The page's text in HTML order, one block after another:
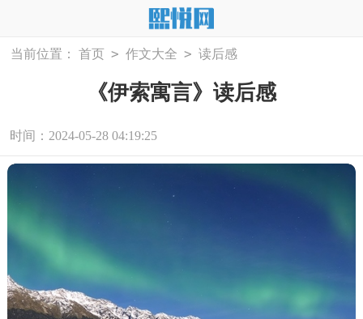
当前位置： 首页 > 作文大全 > 读后感
《伊索寓言》读后感
时间：2024-05-28 04:19:25